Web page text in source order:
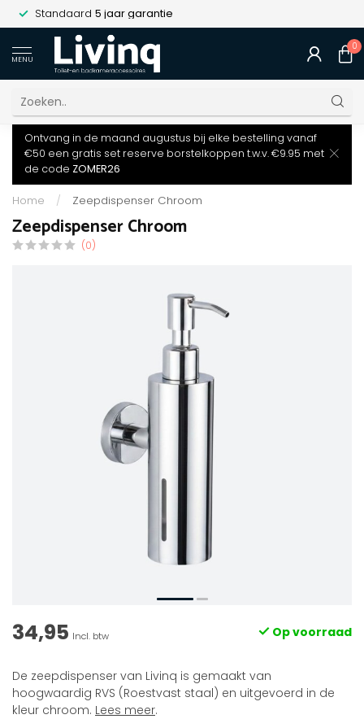
Standaard 5 jaar garantie
MENU
0
Ontvang in de maand augustus bij elke bestelling vanaf
€50 een gratis set reserve borstelkoppen t.w.v. €9.95 met
de code ZOMER26
Home / Zeepdispenser Chroom
Zeepdispenser Chroom
(0)
34,95 Incl. btw Op voorraad
De zeepdispenser van Livinq is gemaakt van
hoogwaardig RVS (Roestvast staal) en uitgevoerd in de
kleur chroom. Lees meer.